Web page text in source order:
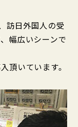
訪日外国人の受
幅広いシーンで
頂いています。